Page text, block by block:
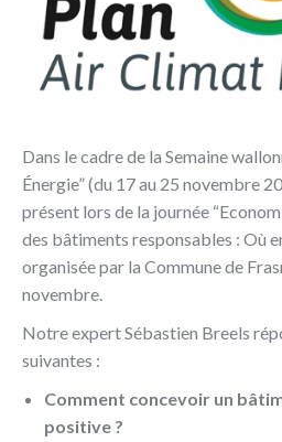
Dans le cadre de la Semaine
Énergie” (du 17 au 25 novembre
présent lors de la journée
des bâtiments responsables : Où
organisée par la Commune de
novembre.
Notre expert Sébastien Breels
suivantes :
Comment concevoir un
positive ?